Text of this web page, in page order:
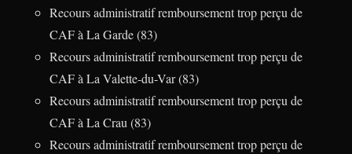
Recours administratif remboursement trop perçu de
CAF à La Garde (83)
Recours administratif remboursement trop perçu de
CAF à La Valette-du-Var (83)
Recours administratif remboursement trop perçu de
CAF à La Crau (83)
Recours administratif remboursement trop perçu de